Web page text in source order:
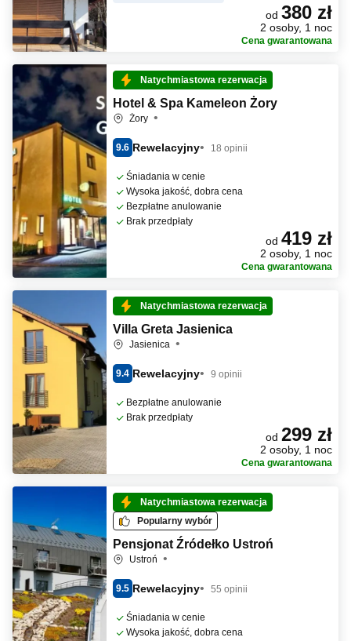
od 380 zł
2 osoby, 1 noc
Cena gwarantowana
Natychmiastowa rezerwacja
Hotel & Spa Kameleon Żory
Żory
9.6 Rewelacyjny 18 opinii
Śniadania w cenie
Wysoka jakość, dobra cena
Bezpłatne anulowanie
Brak przedpłaty
od 419 zł
2 osoby, 1 noc
Cena gwarantowana
Natychmiastowa rezerwacja
Villa Greta Jasienica
Jasienica
9.4 Rewelacyjny 9 opinii
Bezpłatne anulowanie
Brak przedpłaty
od 299 zł
2 osoby, 1 noc
Cena gwarantowana
Natychmiastowa rezerwacja
Popularny wybór
Pensjonat Źródełko Ustroń
Ustroń
9.5 Rewelacyjny 55 opinii
Śniadania w cenie
Wysoka jakość, dobra cena